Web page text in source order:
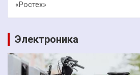
«Ростех»
Электроника